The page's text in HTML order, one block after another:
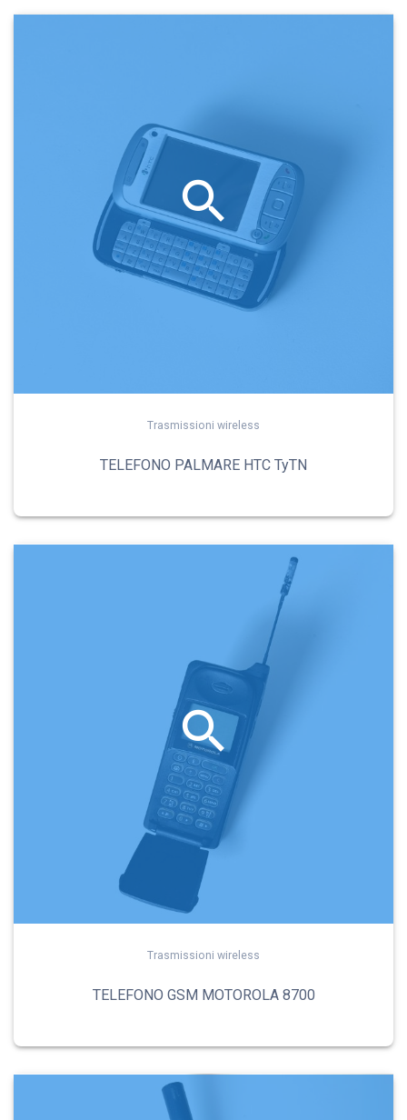
Trasmissioni wireless
TELEFONO PALMARE HTC TyTN
Trasmissioni wireless
TELEFONO GSM MOTOROLA 8700